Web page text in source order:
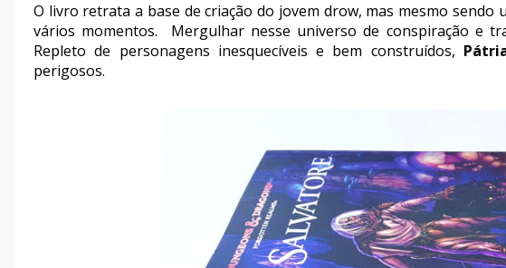
O livro retrata a base de criação do jovem drow, mas mesmo
vários momentos. Mergulhar nesse universo de conspiração e
Repleto de personagens inesquecíveis e bem construídos,
perigosos.